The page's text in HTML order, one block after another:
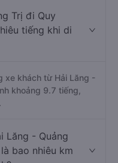
Trị đi Quy
tiếng khi di
xe khách từ Hải Lăng -
khoảng 9.7 tiếng,
Lăng - Quảng
bao nhiêu km